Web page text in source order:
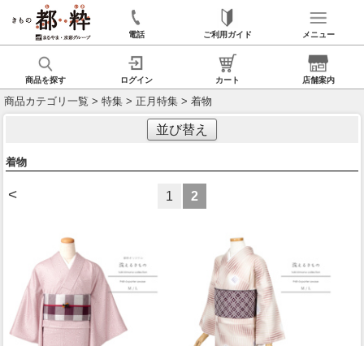
電話 ご利用ガイド メニュー
商品を探す ログイン カート 店舗案内
商品カテゴリ一覧 > 特集 > 正月特集 > 着物
並び替え
着物
< 1 2